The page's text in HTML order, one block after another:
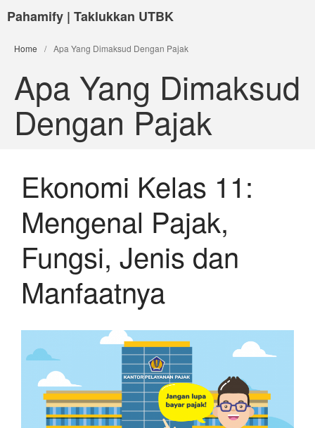
Pahamify | Taklukkan UTBK
Home / Apa Yang Dimaksud Dengan Pajak
Apa Yang Dimaksud
Dengan Pajak
Ekonomi Kelas 11:
Mengenal Pajak,
Fungsi, Jenis dan
Manfaatnya